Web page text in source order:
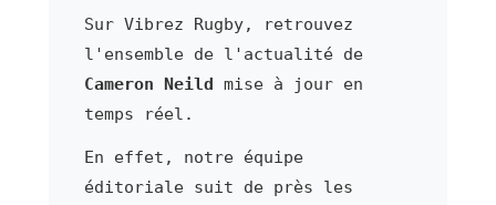
Sur Vibrez Rugby, retrouvez
l'ensemble de l'actualité de
Cameron Neild mise à jour en
temps réel.
En effet, notre équipe
éditoriale suit de près les